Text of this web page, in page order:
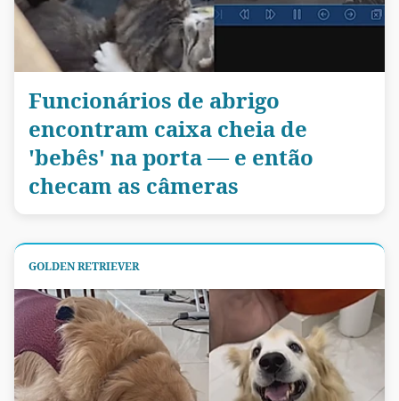
Funcionários de abrigo
encontram caixa cheia de
'bebês' na porta — e então
checam as câmeras
GOLDEN RETRIEVER